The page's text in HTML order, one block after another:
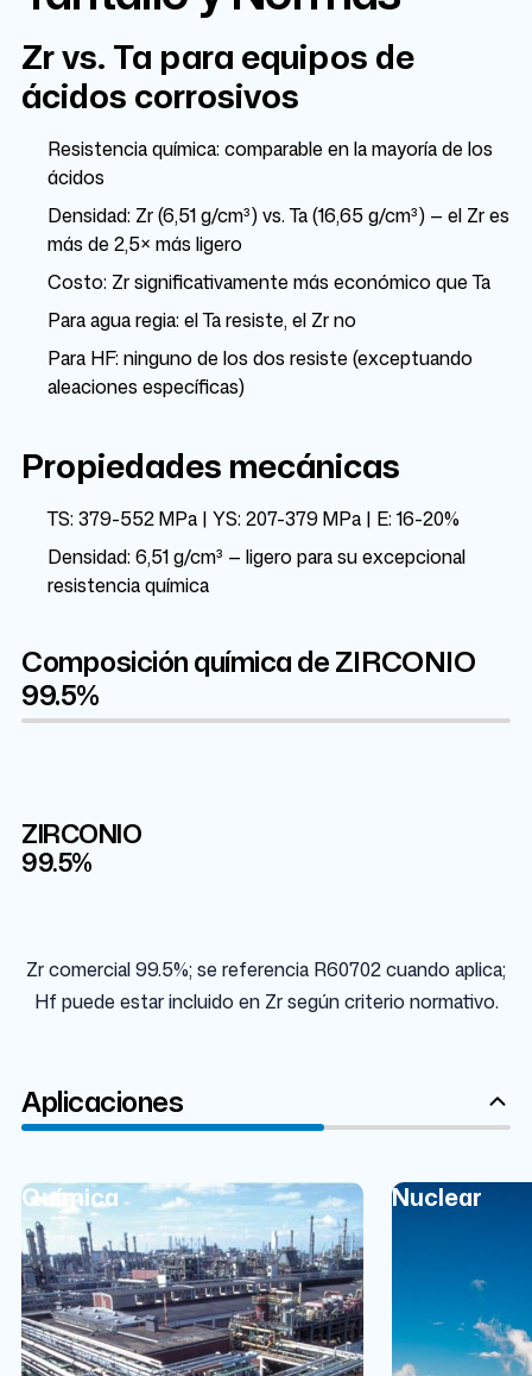
Zr vs. Ta para equipos de
ácidos corrosivos
Resistencia química: comparable en la mayoría de los
ácidos
Densidad: Zr (6,51 g/cm³) vs. Ta (16,65 g/cm³) — el Zr es
más de 2,5× más ligero
Costo: Zr significativamente más económico que Ta
Para agua regia: el Ta resiste, el Zr no
Para HF: ninguno de los dos resiste (exceptuando
aleaciones específicas)
Propiedades mecánicas
TS: 379-552 MPa | YS: 207-379 MPa | E: 16-20%
Densidad: 6,51 g/cm³ — ligero para su excepcional
resistencia química
Composición química de ZIRCONIO
99.5%
ZIRCONIO
99.5%
Zr comercial 99.5%; se referencia R60702 cuando aplica;
Hf puede estar incluido en Zr según criterio normativo.
Aplicaciones
Química Nuclear